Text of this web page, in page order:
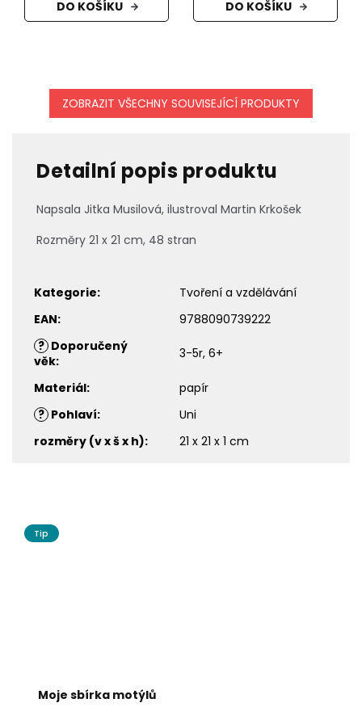
DO KOŠÍKU DO KOŠÍKU
ZOBRAZIT VŠECHNY SOUVISEJÍCÍ PRODUKTY
Detailní popis produktu
Napsala Jitka Musilová, ilustroval Martin Krkošek
Rozměry 21 x 21 cm, 48 stran
Kategorie:
Tvoření a vzdělávání
EAN:
9788090739222
? Doporučený
věk: 3-5r, 6+
Materiál:
papír
? Pohlaví:
Uni
rozměry (v x š x h): 21 x 21 x 1 cm
Tip
Moje sbírka motýlů